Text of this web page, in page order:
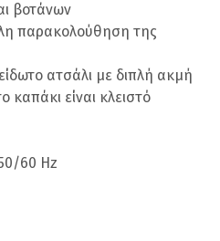
βοτάνων
παρακολούθηση της
ατσάλι με διπλή ακμή
καπάκι είναι κλειστό
60 Hz